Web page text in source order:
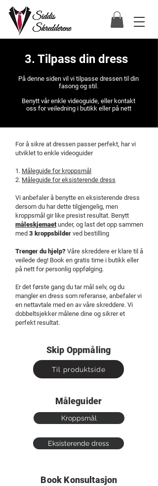
3. Tilpass din dress
På denne siden vil vi tilpasse dressen til din
fasong og stil.
Benytt vår enkle videoguide, eller kontakt
oss for veiledning i butikk eller på nett
For å sikre at dressen passer perfekt, har vi
utviklet to enkle videoguider
1. Måleguide for kroppsmål
2. Måleguide for eksisterende dress
Vi anbefaler å benytte en eksisterende dress
dersom du har dette tilgjengelig, men
kroppsmål gir like presist resultat. Benytt
måleskjemaetunder, og last det opp sammen
med 3 kroppsbilder ved bestilling
Trenger du hjelp? Våre skreddere er klare til å
veilede deg! Book en gratis time i butikk eller
på nett for personlig oppfølging.
Er det første gang du tar mål selv, og du
mangler en dress som referanse, anbefaler vi
en nettavtale med en av våre skreddere. Vi
dobbeltsjekker målene dine og sikrer et
perfekt resultat.
Skip Oppmåling
Til produktside
Måleguider
Kroppsmål
Eksisterende dress
Book Konsultasjon